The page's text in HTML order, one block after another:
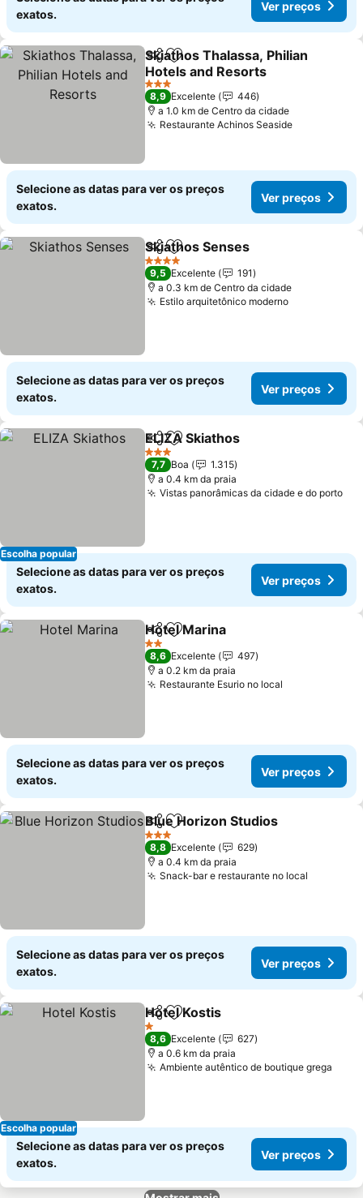
exatos.
Ver preços
PartilharAdicionar aos favoritos
Skiathos Thalassa, Philian
Hotels and Resorts
3 Estrelas
8,9 Excelente
446
a 1.0 km de Centro da cidade
Restaurante Achinos Seaside
Selecione as datas para ver os preços
exatos.
Ver preços
PartilharAdicionar aos favoritos
Skiathos Senses
4 Estrelas
9,5 Excelente
191
a 0.3 km de Centro da cidade
Estilo arquitetônico moderno
Selecione as datas para ver os preços
exatos.
Ver preços
Escolha popular
PartilharAdicionar aos favoritos
ELIZA Skiathos
3 Estrelas
7,7 Boa
1.315
a 0.4 km da praia
Vistas panorâmicas da cidade e do porto
Selecione as datas para ver os preços
exatos.
Ver preços
PartilharAdicionar aos favoritos
Hotel Marina
2 Estrelas
8,6 Excelente
497
a 0.2 km da praia
Restaurante Esurio no local
Selecione as datas para ver os preços
exatos.
Ver preços
PartilharAdicionar aos favoritos
Blue Horizon Studios
3 Estrelas
8,8 Excelente
629
a 0.4 km da praia
Snack-bar e restaurante no local
Selecione as datas para ver os preços
exatos.
Ver preços
Escolha popular
PartilharAdicionar aos favoritos
Hotel Kostis
1 Estrelas
8,6 Excelente
627
a 0.6 km da praia
Ambiente autêntico de boutique grega
Selecione as datas para ver os preços
exatos.
Ver preços